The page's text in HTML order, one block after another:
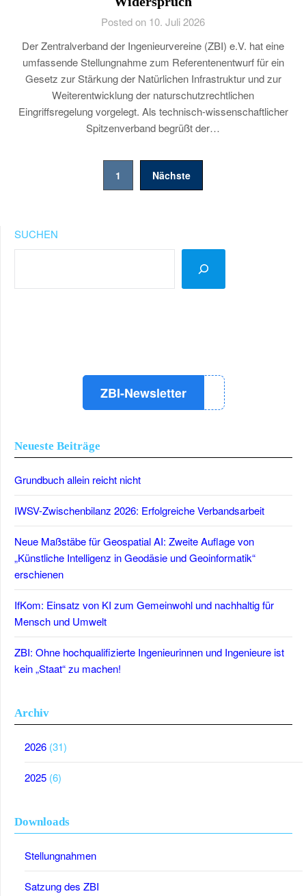
Posted on 10. Juli 2026
Der Zentralverband der Ingenieurvereine (ZBI) e.V. hat eine
umfassende Stellungnahme zum Referentenentwurf für ein
Gesetz zur Stärkung der Natürlichen Infrastruktur und zur
Weiterentwicklung der naturschutzrechtlichen
Eingriffsregelung vorgelegt. Als technisch-wissenschaftlicher
Spitzenverband begrüßt der…
Seitennummerierung
1 Nächste
SUCHEN
ZBI-Newsletter
Neueste Beiträge
Grundbuch allein reicht nicht
IWSV-Zwischenbilanz 2026: Erfolgreiche Verbandsarbeit
Neue Maßstäbe für Geospatial AI: Zweite Auflage von
„Künstliche Intelligenz in Geodäsie und Geoinformatik“
erschienen
IfKom: Einsatz von KI zum Gemeinwohl und nachhaltig für
Mensch und Umwelt
ZBI: Ohne hochqualifizierte Ingenieurinnen und Ingenieure ist
kein „Staat“ zu machen!
Archiv
2026 (31)
2025 (6)
Downloads
Stellungnahmen
Satzung des ZBI